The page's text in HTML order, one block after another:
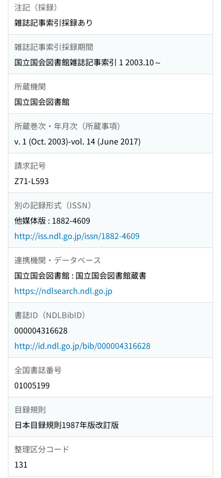
注記（採録）
雑誌記事索引採録あり
雑誌記事索引採録期間
国立国会図書館雑誌記事索引 1 2003.10～
所蔵機関
国立国会図書館
所蔵巻次・年月次（所蔵事項）
v. 1 (Oct. 2003)-vol. 14 (June 2017)
請求記号
Z71-L593
別の記録形式（ISSN）
他媒体版 : 1882-4609
http://iss.ndl.go.jp/issn/1882-4609
連携機関・データベース
国立国会図書館 : 国立国会図書館蔵書
https://ndlsearch.ndl.go.jp
書誌ID（NDLBibID）
000004316628
http://id.ndl.go.jp/bib/000004316628
全国書誌番号
01005199
目録規則
日本目録規則1987年版改訂版
整理区分コード
131